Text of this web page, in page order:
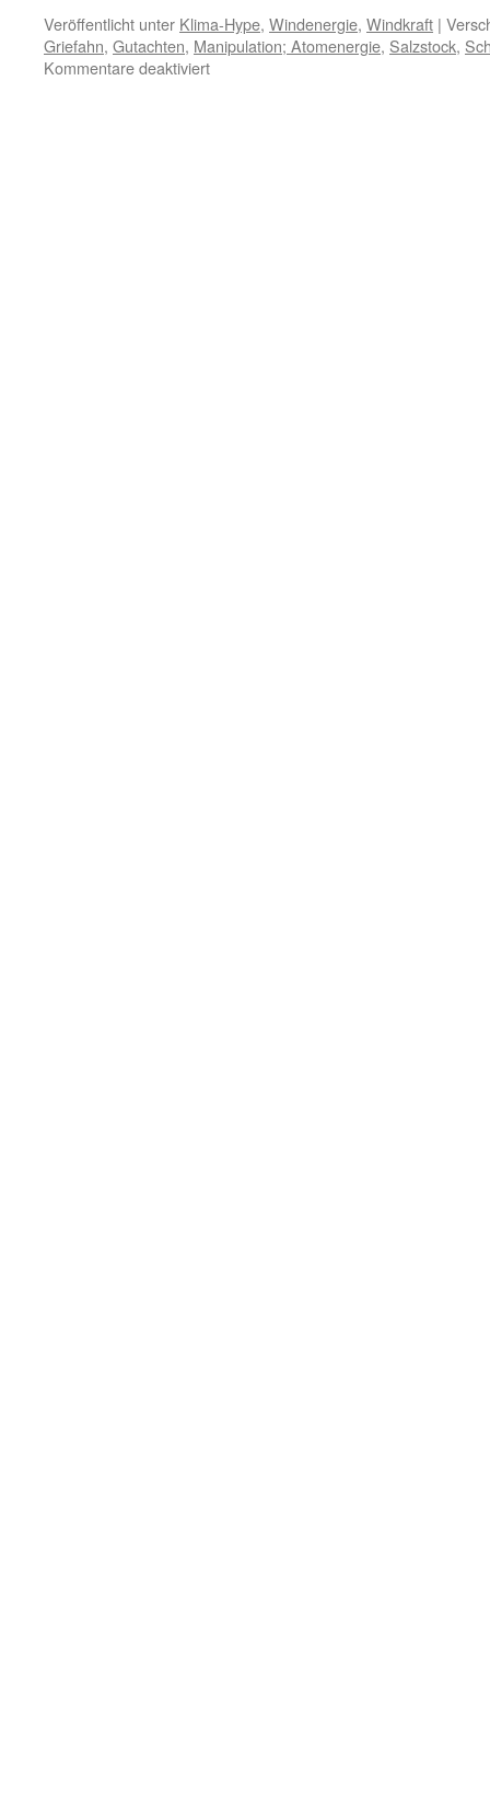
Veröffentlicht unter Klima-Hype, Windenergie, Windkraft |
Griefahn, Gutachten, Manipulation; Atomenergie, Salzstock,
Kommentare deaktiviertfür